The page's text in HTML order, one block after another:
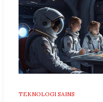
TEKNOLOGI SAINS